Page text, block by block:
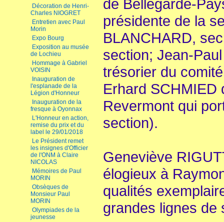
Décoration de Henri-
Charles NIOGRET
Entretien avec Paul
Morin
Expo Bourg
Exposition au musée
de Lochieu
Hommage à Gabriel
VOISIN
Inauguration de
l'esplanade de la
Légion d'Honneur
Inauguration de la
fresque à Oyonnax
L'Honneur en action,
remise du prix et du
label le 29/01/2018
Le Président remet
les insignes d'Officier
de l'ONM à Claire
NICOLAS
Mémoires de Paul
MORIN
Obsèques de
Monsieur Paul
MORIN
Olympiades de la
jeunesse
de Bellegarde-
présidente de la
BLANCHARD,
section; Jean-
trésorier du
Erhard SCHMIED
Revermont qui
section).
Geneviève
élogieux à
qualités
grandes lignes de